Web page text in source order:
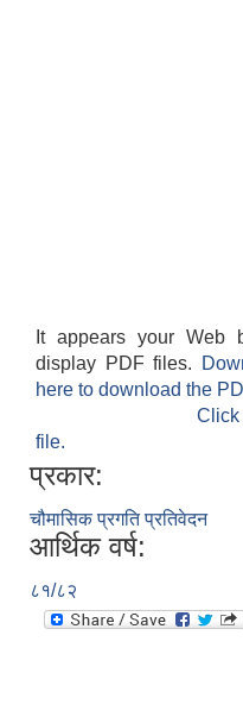
It appears your Web
display PDF files.
here to download the
file.
प्रकार:
चौमासिक प्रगति प्रतिवेदन
आर्थिक वर्ष:
८१/८२